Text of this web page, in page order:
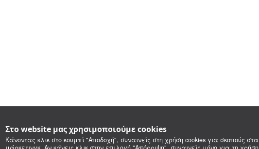
Στο website μας χρησιμοποιούμε cookies
Κάνοντας κλικ στο κουμπί "Αποδοχή", συναινείς στη χρήση cookies για σκοπούς